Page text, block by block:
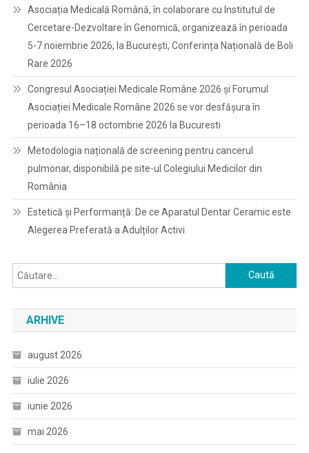
Asociația Medicală Română, în colaborare cu Institutul de
Cercetare-Dezvoltare în Genomică, organizează în perioada
5-7 noiembrie 2026, la București, Conferința Națională de Boli
Rare 2026
Congresul Asociației Medicale Române 2026 și Forumul
Asociației Medicale Române 2026 se vor desfășura în
perioada 16–18 octombrie 2026 la Bucuresti
Metodologia națională de screening pentru cancerul
pulmonar, disponibilă pe site-ul Colegiului Medicilor din
România
Estetică și Performanță: De ce Aparatul Dentar Ceramic este
Alegerea Preferată a Adulților Activi
Caută
după:
ARHIVE
august 2026
iulie 2026
iunie 2026
mai 2026